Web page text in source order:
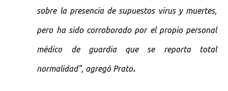
sobre la presencia de supuestos virus y muertes,
pero ha sido corroborado por el propio personal
médico de guardia que se reporta total
normalidad”, agregó Prato.